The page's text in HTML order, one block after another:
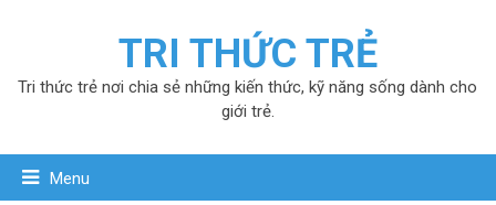
TRI THỨC TRẺ
Tri thức trẻ nơi chia sẻ những kiến thức, kỹ năng sống dành cho
giới trẻ.
Menu